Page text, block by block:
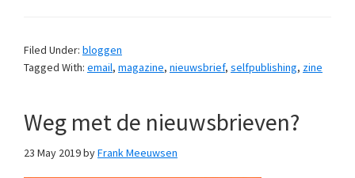
Filed Under: bloggen
Tagged With: email, magazine, nieuwsbrief, selfpublishing, zine
Weg met de nieuwsbrieven?
23 May 2019byFrank Meeuwsen